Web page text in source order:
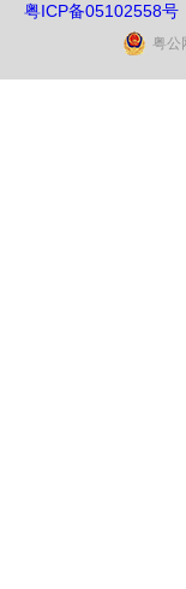
粤ICP备05102558号
粤公